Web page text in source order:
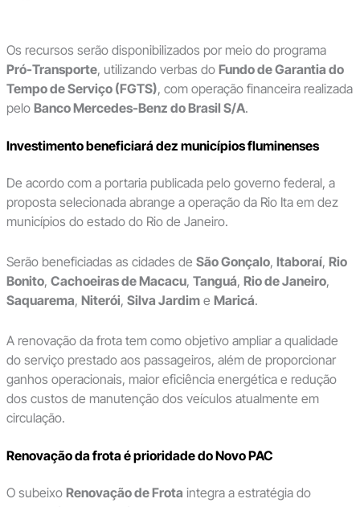
Os recursos serão disponibilizados por meio do programa
Pró-Transporte, utilizando verbas do Fundo de Garantia do
Tempo de Serviço (FGTS), com operação financeira realizada
pelo Banco Mercedes-Benz do Brasil S/A.
Investimento beneficiará dez municípios fluminenses
De acordo com a portaria publicada pelo governo federal, a
proposta selecionada abrange a operação da Rio Ita em dez
municípios do estado do Rio de Janeiro.
Serão beneficiadas as cidades de São Gonçalo, Itaboraí, Rio
Bonito, Cachoeiras de Macacu, Tanguá, Rio de Janeiro,
Saquarema, Niterói, Silva Jardime Maricá.
A renovação da frota tem como objetivo ampliar a qualidade
do serviço prestado aos passageiros, além de proporcionar
ganhos operacionais, maior eficiência energética e redução
dos custos de manutenção dos veículos atualmente em
circulação.
Renovação da frota é prioridade do Novo PAC
O subeixo Renovação de Frota integra a estratégia do